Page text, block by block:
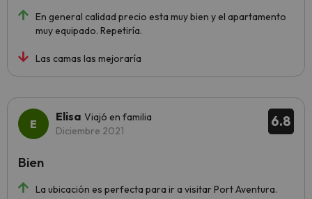
En general calidad precio esta muy bien y el apartamento
muy equipado. Repetiría.
Las camas las mejoraría
6.8
Elisa Viajó en familia
Diciembre 2021
La ubicación es perfecta para ir a visitar Port Aventura.
Bien